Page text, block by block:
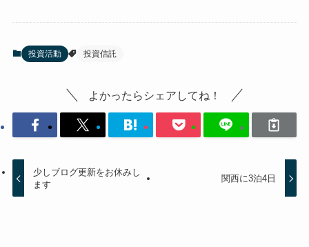
投資活動 投資信託
よかったらシェアしてね！
少しブログ更新をお休みし
ます
関西に3泊4日